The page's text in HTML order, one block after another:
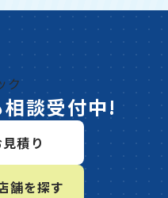
談受付中!
積り
舗を探す